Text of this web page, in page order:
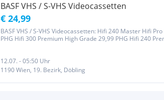
BASF VHS / S-VHS Videocassetten
€ 24,99
BASF VHS / S-VHS Videocassetten: Hifi 240 Master Hifi
PHG Hifi 300 Premium High Grade 29,99 PHG Hifi 240
12.07. - 05:50 Uhr
1190 Wien, 19. Bezirk, Döbling